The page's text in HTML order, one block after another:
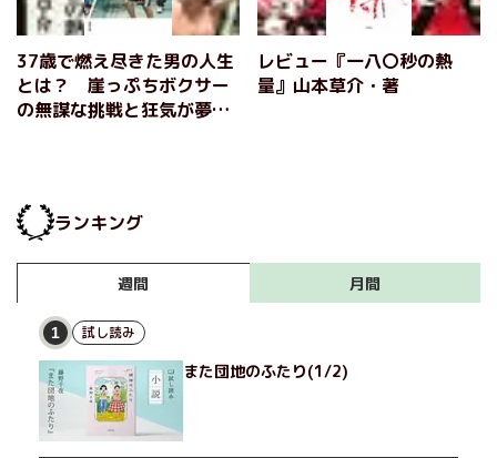
37歳で燃え尽きた男の人生
とは？ 崖っぷちボクサー
の無謀な挑戦と狂気が夢を
レビュー『一八〇秒の熱
量』山本草介・著
ランキング
週間 月間
1 試し読み
また団地のふたり(1/2)